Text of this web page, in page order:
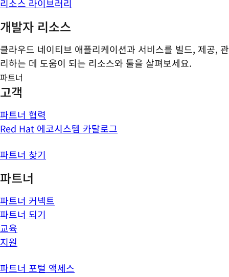
리소스 라이브러리
개발자 리소스
클라우드 네이티브 애플리케이션과 서비스를 빌드, 제공, 관
리하는 데 도움이 되는 리소스와 툴을 살펴보세요.
파트너
고객
파트너 협력
Red Hat 에코시스템 카탈로그
파트너 찾기
파트너
파트너 커넥트
파트너 되기
교육
지원
파트너 포털 액세스